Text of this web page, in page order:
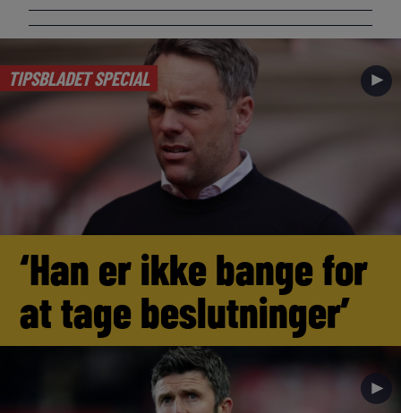
TIPSBLADET SPECIAL ►
‘Han er ikke bange for
at tage beslutninger’
►